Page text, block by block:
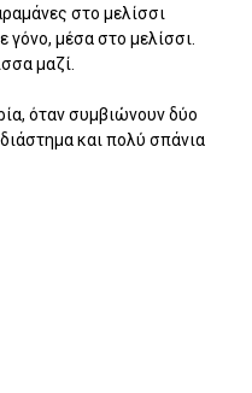
στο μελίσσι
γόνο, μέσα στο μελίσσι.
μαζί.
όταν συμβιώνουν δύο
και πολύ σπάνια